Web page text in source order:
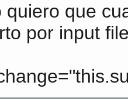
quiero que
por input